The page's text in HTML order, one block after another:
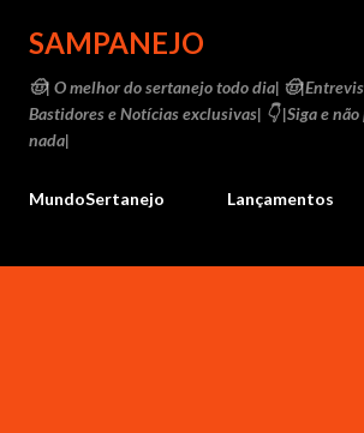
Pular para o conteúdo
SAMPANEJO
🤠| O melhor do sertanejo todo dia|
Bastidores e Notícias exclusivas| 👇 |Siga e não
nada|
MundoSertanejo Lançamentos